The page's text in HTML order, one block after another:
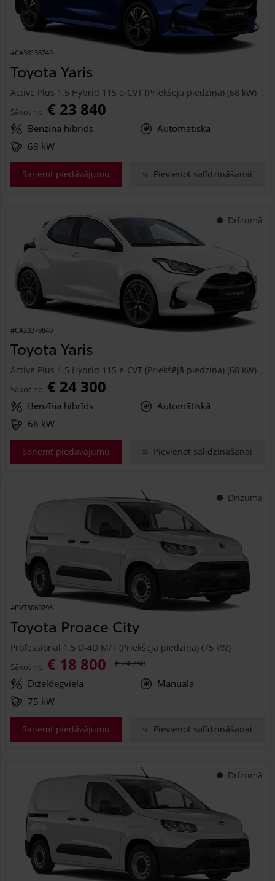
#CA38138740
Toyota Yaris
Active Plus 1.5 Hybrid 115 e-CVT (Priekšējā piedziņa) (68 kW)
Sākot no € 23 840
Benzīna hibrīds
Automātiskā
68 kW
Saņemt piedāvājumu Pievienot salīdzināšanai
Drīzumā
#CA23379840
Toyota Yaris
Active Plus 1.5 Hybrid 115 e-CVT (Priekšējā piedziņa) (68 kW)
Sākot no € 24 300
Benzīna hibrīds
Automātiskā
68 kW
Saņemt piedāvājumu Pievienot salīdzināšanai
Drīzumā
#PVT3060298
Toyota Proace City
Professional 1.5 D-4D M/T (Priekšējā piedziņa) (75 kW)
Sākot no € 18 800 € 24 750
Dīzeļdegviela
Manuālā
75 kW
Saņemt piedāvājumu Pievienot salīdzināšanai
Drīzumā